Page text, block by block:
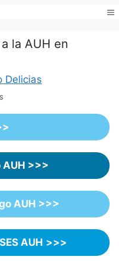
la AUH en
Delicias
AUH >>>
AUH >>>
AUH >>>